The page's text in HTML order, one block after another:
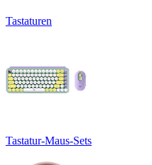
Tastaturen
Tastatur-Maus-Sets